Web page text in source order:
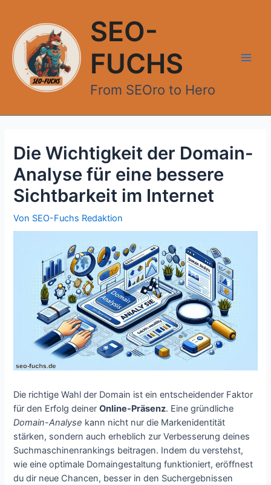
springen
SEO-
FUCHS
From SEOro to Hero
Die Wichtigkeit der Domain-
Analyse für eine bessere
Sichtbarkeit im Internet
Von SEO-Fuchs Redaktion
Die richtige Wahl der Domain ist ein entscheidender Faktor
für den Erfolg deinerOnline-Präsenz. Eine gründliche
Domain-Analyse kann nicht nur die Markenidentität
stärken, sondern auch erheblich zur Verbesserung deines
Suchmaschinenrankings beitragen. Indem du verstehst,
wie eine optimale Domaingestaltung funktioniert, eröffnest
du dir neue Chancen, besser in den Suchergebnissen